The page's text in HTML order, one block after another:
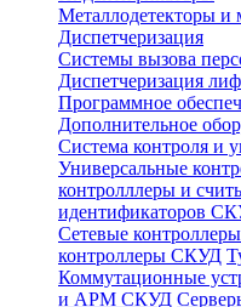
Металлодетекторы и
Диспетчеризация
Системы вызова
Диспетчеризация
Программное
Дополнительное
Система контроля и
Универсальные
контролллеры и
идентификаторов
Сетевые
контроллеры СКУД
Коммутационные
и АРМ СКУД